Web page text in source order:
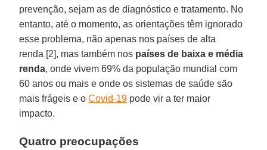
prevenção, sejam as de diagnóstico e tratamento. No
entanto, até o momento, as orientações têm ignorado
esse problema, não apenas nos países de alta
renda [2], mas também nos países de baixa e média
renda, onde vivem 69% da população mundial com
60 anos ou mais e onde os sistemas de saúde são
mais frágeis e oCovid-19 pode vir a ter maior
impacto.
Quatro preocupações